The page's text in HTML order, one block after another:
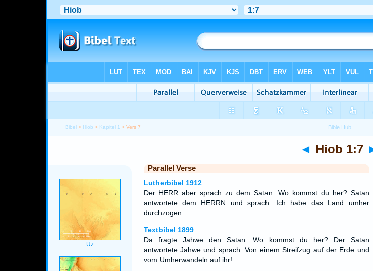
Bibel > Hiob > Kapitel 1 > Vers 7
◄ Hiob 1:7
Parallel Verse
Lutherbibel 1912
Der HERR aber sprach zu dem Satan: Wo kommst du her? Satan
antwortete dem HERRN und sprach: Ich habe das Land umher
durchzogen.
Textbibel 1899
Da fragte Jahwe den Satan: Wo kommst du her? Der Satan
antwortete Jahwe und sprach: Von einem Streifzug auf der Erde und
vom Umherwandeln auf ihr!